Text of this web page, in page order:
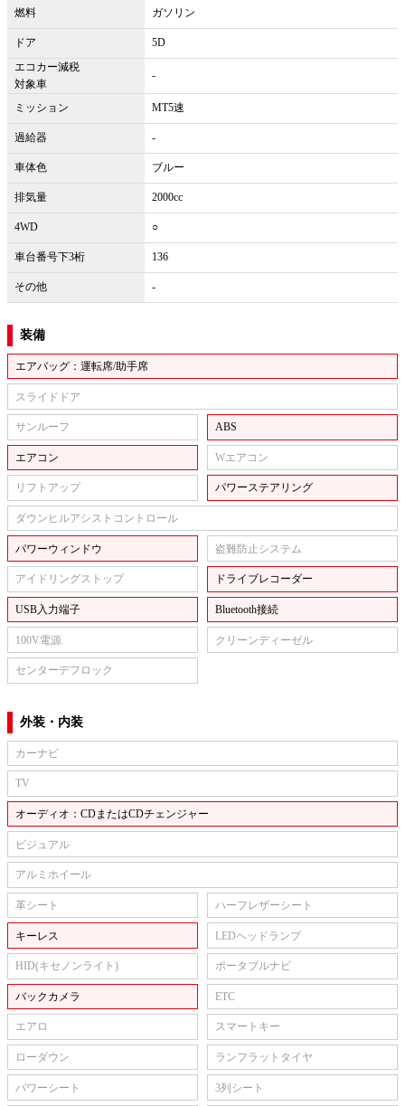
燃料 ガソリン
ドア
5D
エコカー減税
対象車
-
ミッション MT5速
過給器 -
車体色 ブルー
排気量 2000cc
4WD ○
車台番号下3桁 136
その他 -
装備
エアバッグ：運転席/助手席
スライドドア
サンルーフ ABS
エアコン Wエアコン
リフトアップ パワーステアリング
ダウンヒルアシストコントロール
パワーウィンドウ 盗難防止システム
アイドリングストップ ドライブレコーダー
USB入力端子 Bluetooth接続
100V電源 クリーンディーゼル
センターデフロック
外装・内装
カーナビ
TV
オーディオ：CDまたはCDチェンジャー
ビジュアル
アルミホイール
革シート ハーフレザーシート
キーレス LEDヘッドランプ
HID(キセノンライト) ポータブルナビ
バックカメラ ETC
エアロ スマートキー
ローダウン ランフラットタイヤ
パワーシート 3列シート